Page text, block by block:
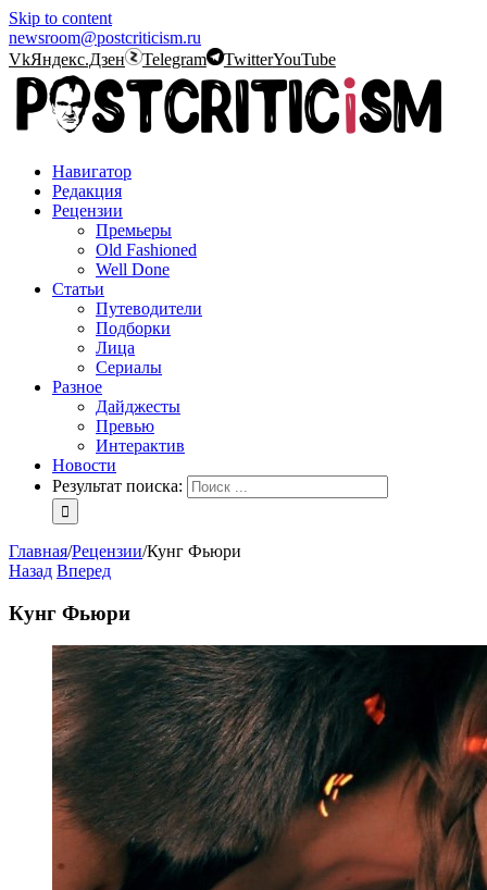
Skip to content
newsroom@postcriticism.ru
VkЯндекс.Дзен Telegram TwitterYouTube
Навигатор
Редакция
Рецензии
Премьеры
Old Fashioned
Well Done
Статьи
Путеводители
Подборки
Лица
Сериалы
Разное
Дайджесты
Превью
Интерактив
Новости
Результат поиска:
Главная/Рецензии/Кунг Фьюри
Назад Вперед
Кунг Фьюри